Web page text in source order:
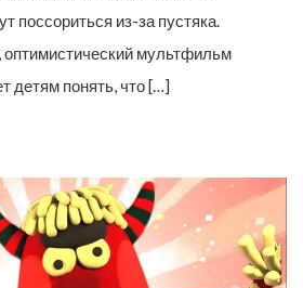
поссориться из-за пустяка.
мультфильм
детям понять, что […]